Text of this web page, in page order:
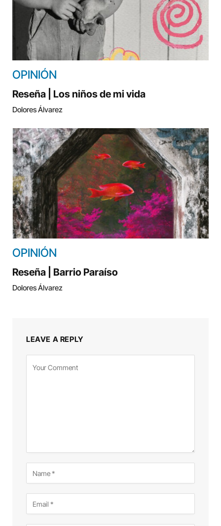
OPINIÓN
Reseña | Los niños de mi vida
Dolores Álvarez
OPINIÓN
Reseña | Barrio Paraíso
Dolores Álvarez
LEAVE A REPLY